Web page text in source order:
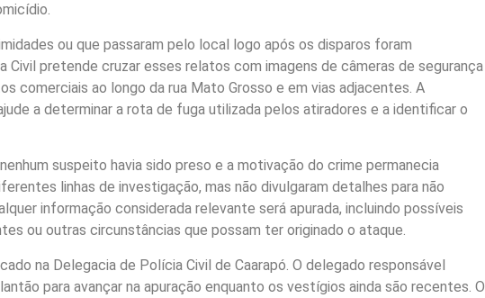
ou que passaram pelo local logo após os disparos foram
pretende cruzar esses relatos com imagens de câmeras de segurança
comerciais ao longo da rua Mato Grosso e em vias adjacentes. A
a determinar a rota de fuga utilizada pelos atiradores e a identificar o
suspeito havia sido preso e a motivação do crime permanecia
linhas de investigação, mas não divulgaram detalhes para não
informação considerada relevante será apurada, incluindo possíveis
ou outras circunstâncias que possam ter originado o ataque.
na Delegacia de Polícia Civil de Caarapó. O delegado responsável
para avançar na apuração enquanto os vestígios ainda são recentes. O